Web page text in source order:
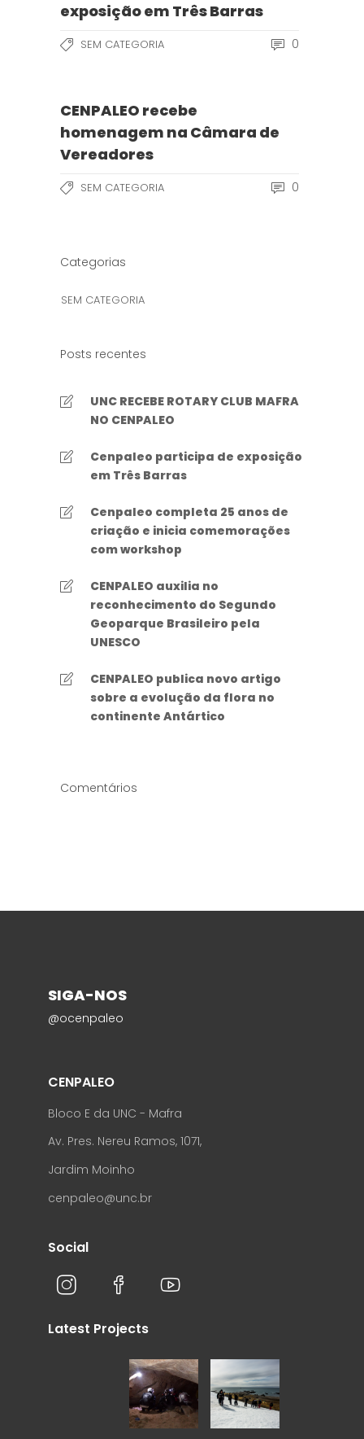
exposição em Três Barras
SEM CATEGORIA 0
CENPALEO recebe
homenagem na Câmara de
Vereadores
SEM CATEGORIA 0
Categorias
SEM CATEGORIA
Posts recentes
UNC RECEBE ROTARY CLUB MAFRA
NO CENPALEO
Cenpaleo participa de exposição
em Três Barras
Cenpaleo completa 25 anos de
criação e inicia comemorações
com workshop
CENPALEO auxilia no
reconhecimento do Segundo
Geoparque Brasileiro pela
UNESCO
CENPALEO publica novo artigo
sobre a evolução da flora no
continente Antártico
Comentários
SIGA-NOS
@ocenpaleo
CENPALEO
Bloco E da UNC - Mafra
Av. Pres. Nereu Ramos, 1071,
Jardim Moinho
cenpaleo@unc.br
Social
Latest Projects